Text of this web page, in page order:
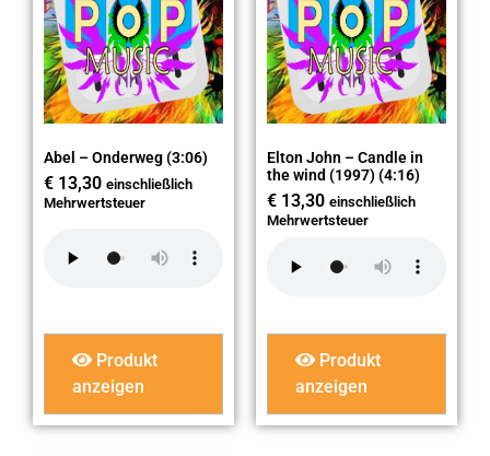
Abel – Onderweg (3:06)
€ 13,30 einschließlich
Mehrwertsteuer
Produkt
anzeigen
Elton John – Candle in
the wind (1997) (4:16)
€ 13,30 einschließlich
Mehrwertsteuer
Produkt
anzeigen